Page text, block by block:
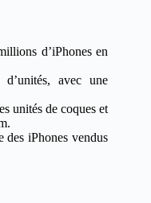
d’iPhones en
avec une
unités de coques et
iPhones vendus